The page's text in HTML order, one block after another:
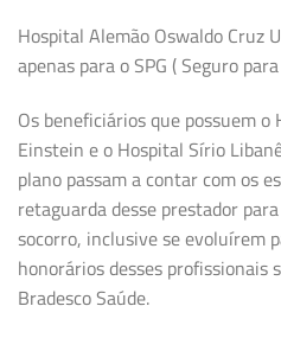
Hospital Alemão Oswaldo Cruz
apenas para o SPG ( Seguro
Os beneficiários que possuem
Einstein e o Hospital Sírio
plano passam a contar com os
retaguarda desse prestador
socorro, inclusive se evoluírem
honorários desses profissionais
Bradesco Saúde.